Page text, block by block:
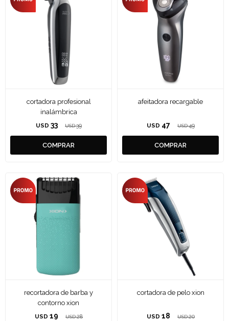
cortadora profesional
inalámbrica
USD 33 USD 39
afeitadora recargable
USD 47 USD 49
recortadora de barba y
contorno xion
USD 19 USD 28
cortadora de pelo xion
USD 18 USD 20